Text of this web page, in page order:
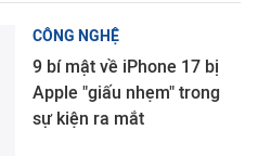
CÔNG NGHỆ
9 bí mật về iPhone 17 bị
Apple "giấu nhẹm" trong
sự kiện ra mắt